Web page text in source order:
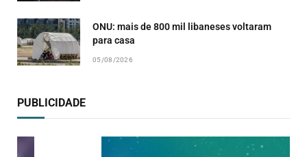
ONU: mais de 800 mil libaneses voltaram
para casa
05/08/2026
PUBLICIDADE